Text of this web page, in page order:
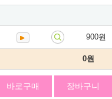
900원
0원
바로구매 장바구니